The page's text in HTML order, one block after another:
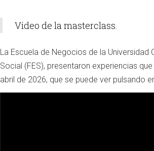
Video de la masterclass.
La Escuela de Negocios de la
Social (FES), presentaron experiencias
abril de 2026, que se puede ver pulsando